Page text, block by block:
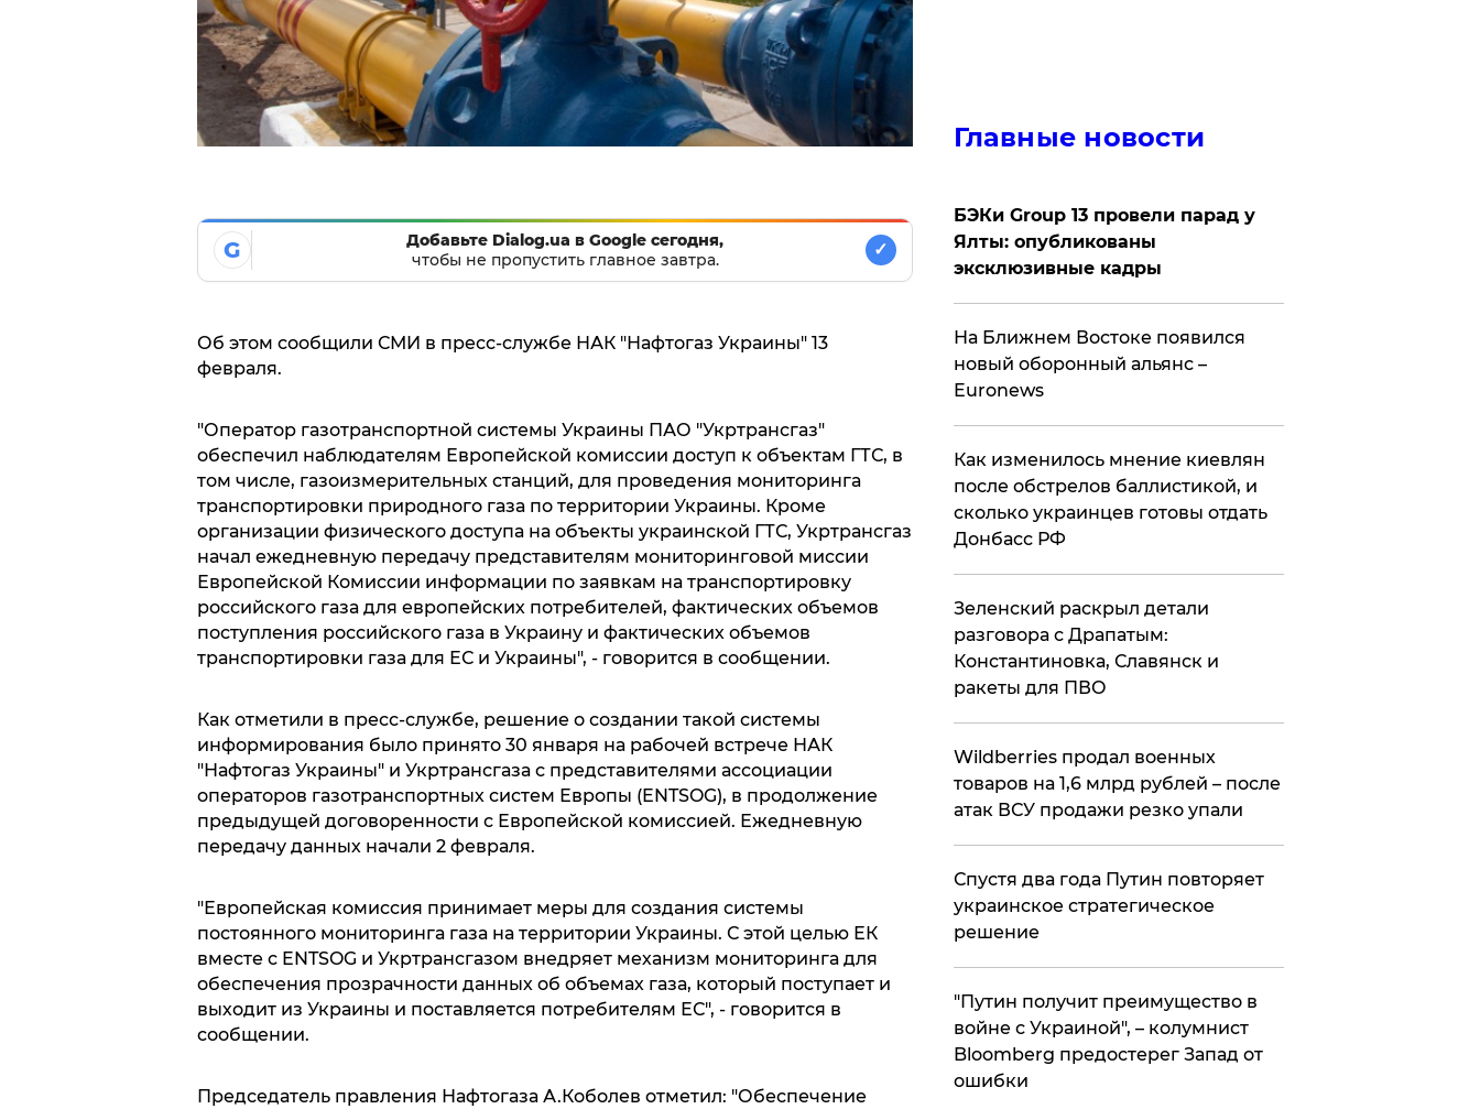
G
Добавьте Dialog.ua в Google сегодня,
чтобы не пропустить главное завтра.
✓
Об этом сообщили СМИ в пресс-службе НАК "Нафтогаз Украины" 13
февраля.
"Оператор газотранспортной системы Украины ПАО "Укртрансгаз"
обеспечил наблюдателям Европейской комиссии доступ к объектам ГТС, в
том числе, газоизмерительных станций, для проведения мониторинга
транспортировки природного газа по территории Украины. Кроме
организации физического доступа на объекты украинской ГТС, Укртрансгаз
начал ежедневную передачу представителям мониторинговой миссии
Европейской Комиссии информации по заявкам на транспортировку
российского газа для европейских потребителей, фактических объемов
поступления российского газа в Украину и фактических объемов
транспортировки газа для ЕС и Украины", - говорится в сообщении.
Как отметили в пресс-службе, решение о создании такой системы
информирования было принято 30 января на рабочей встрече НАК
"Нафтогаз Украины" и Укртрансгаза с представителями ассоциации
операторов газотранспортных систем Европы (ENTSOG), в продолжение
предыдущей договоренности с Европейской комиссией. Ежедневную
передачу данных начали 2 февраля.
"Европейская комиссия принимает меры для создания системы
постоянного мониторинга газа на территории Украины. С этой целью ЕК
вместе с ENTSOG и Укртрансгазом внедряет механизм мониторинга для
обеспечения прозрачности данных об объемах газа, который поступает и
выходит из Украины и поставляется потребителям ЕС", - говорится в
сообщении.
Председатель правления Нафтогаза А.Коболев отметил: "Обеспечение
Главные новости
​БЭКи Group 13 провели парад у
Ялты: опубликованы
эксклюзивные кадры
На Ближнем Востоке появился
новый оборонный альянс –
Euronews
Как изменилось мнение киевлян
после обстрелов баллистикой, и
сколько украинцев готовы отдать
Донбасс РФ
​Зеленский раскрыл детали
разговора с Драпатым:
Константиновка, Славянск и
ракеты для ПВО
​Wildberries продал военных
товаров на 1,6 млрд рублей – после
атак ВСУ продажи резко упали
Спустя два года Путин повторяет
украинское стратегическое
решение
"Путин получит преимущество в
войне с Украиной", – колумнист
Bloomberg предостерег Запад от
ошибки